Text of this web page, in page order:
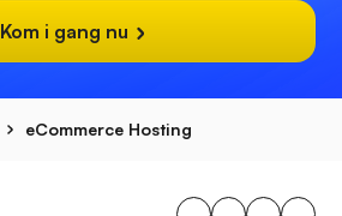
Kom i gang nu
eCommerce Hosting